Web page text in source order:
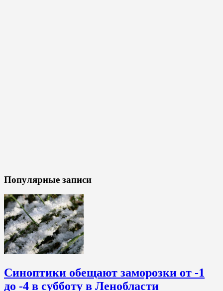
Популярные записи
Синоптики обещают заморозки от -1
до -4 в субботу в Ленобласти